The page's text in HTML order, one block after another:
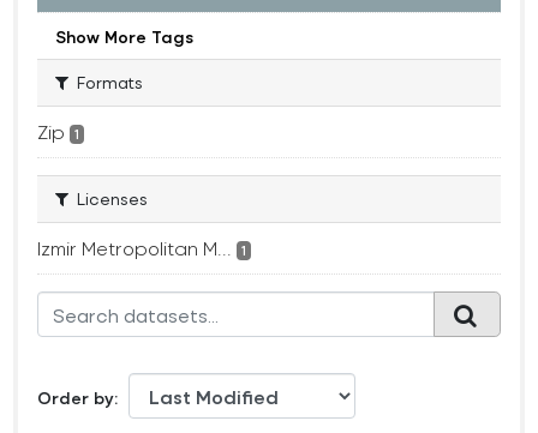
Show More Tags
Formats
Zip 1
Licenses
Izmir Metropolitan M... 1
Order by